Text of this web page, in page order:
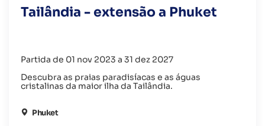
Tailândia - extensão a Phuket
Partida de 01 nov 2023 a 31 dez 2027
Descubra as praias paradisíacas e as águas
cristalinas da maior ilha da Tailândia.
Phuket